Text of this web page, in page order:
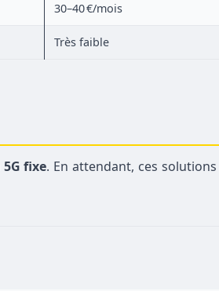
30–40 €/mois
Très faible
5G fixe. En attendant, ces solutions